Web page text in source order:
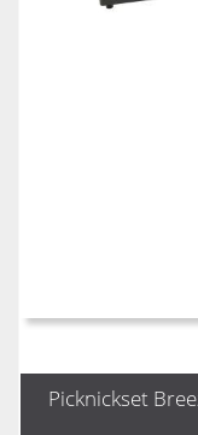
Picknickset